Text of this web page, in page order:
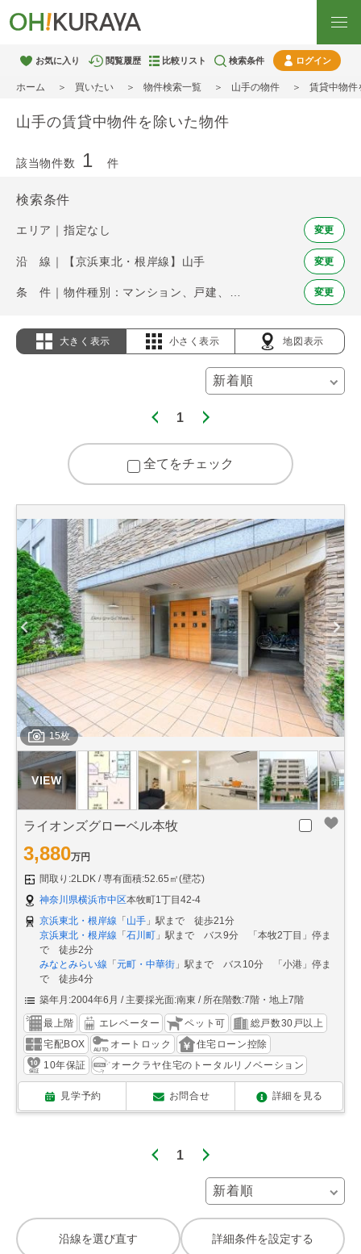
お気に入り 閲覧履歴 比較リスト 検索条件 ログイン
ホーム 買いたい 物件検索一覧 山手の物件 賃貸中物件
山手の賃貸中物件を除いた物件
該当物件数 1 件
検索条件
エリア｜指定なし 変更
沿 線｜【京浜東北・根岸線】山手 変更
変更
大きく表示 小さく表示 地図表示
1
全てをチェック
15枚
ライオンズグローベル本牧
3,880万円
間取り:2LDK
専有面積:52.65㎡(壁芯)
神奈川県横浜市中区本牧町1丁目42-4
京浜東北・根岸線 「 山手 」駅まで 徒歩21分
京浜東北・根岸線 「 石川町 」駅まで バス9分 「本牧2丁目」停ま
で 徒歩2分
みなとみらい線 「 元町・中華街 」駅まで バス10分 「小港」停ま
で 徒歩4分
築年月:2004年6月
主要採光面:南東 所在階数:7階・地上7階
最上階 エレベーター ペット可
総戸数30戸以上
宅配BOX
オートロック
住宅ローン控除
10年保証
オークラヤ住宅のトータルリノベーション
見学予約 お問合せ 詳細を見る
1
沿線を選び直す 詳細条件を設定する